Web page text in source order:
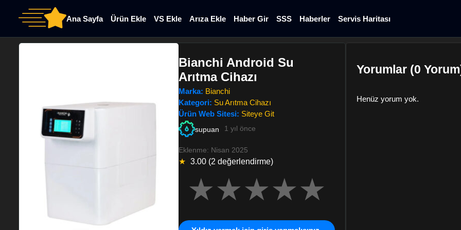
Ana Sayfa Ürün Ekle VS Ekle Arıza Ekle Haber Gir SSS Haberler Servis Haritası
Bianchi Android Su
Arıtma Cihazı
Marka: Bianchi
Kategori: Su Arıtma Cihazı
Ürün Web Sitesi: Siteye Git
supuan 1 yıl önce
Eklenme: Nisan 2025
★ 3.00 (2 değerlendirme)
★★★★★
Yorumlar (0
Henüz yorum yok.